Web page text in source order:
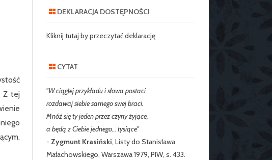
KLASA 3
KLASA 5
Z tej
DEKLARACJA DOSTĘPNOŚCI
Kliknij tutaj by przeczytać deklarację
CYTAT
"W ciągłej przykładu i słowa postaci
rozdawaj siebie samego swej braci.
Mnóż się ty jeden przez czyny żyjące,
a będą z Ciebie jednego… tysiące"
- Zygmunt Krasiński, Listy do Stanisława
Małachowskiego, Warszawa 1979, PIW, s. 433.